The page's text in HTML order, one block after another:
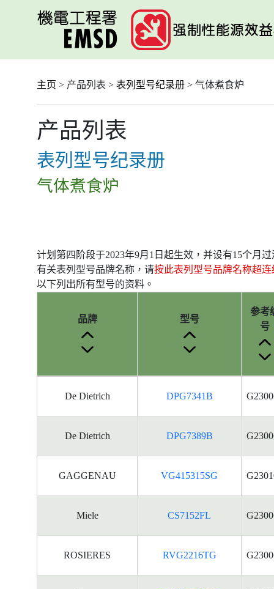
主页 > 产品列表 > 表列型号纪录册 > 气体煮食炉
产品列表
表列型号纪录册
气体煮食炉
计划第四阶段于2023年9月1日起生效，并设有15个月
有关表列型号品牌名称，请按此表列型号品牌名称超连
以下列出所有型号的资料。
能
品牌 型号
参考
号
De Dietrich DPG7341B
De Dietrich DPG7389B
GAGGENAU VG415315SG
Miele CS7152FL
ROSIERES RVG2216TG